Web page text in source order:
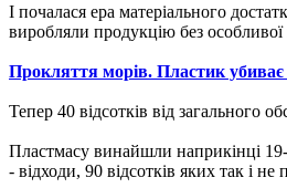
І почалася ера матеріального
виробляли продукцію без особливої
Прокляття морів. Пластик
Тепер 40 відсотків від загального
Пластмасу винайшли наприкінці 19-
- відходи, 90 відсотків яких так і не